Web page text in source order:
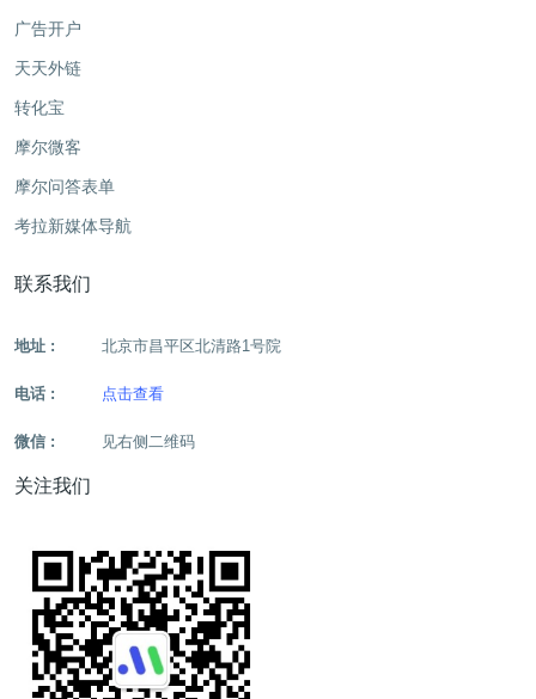
广告开户
天天外链
转化宝
摩尔微客
摩尔问答表单
考拉新媒体导航
联系我们
地址 : 北京市昌平区北清路1号院
电话 : 点击查看
微信 : 见右侧二维码
关注我们